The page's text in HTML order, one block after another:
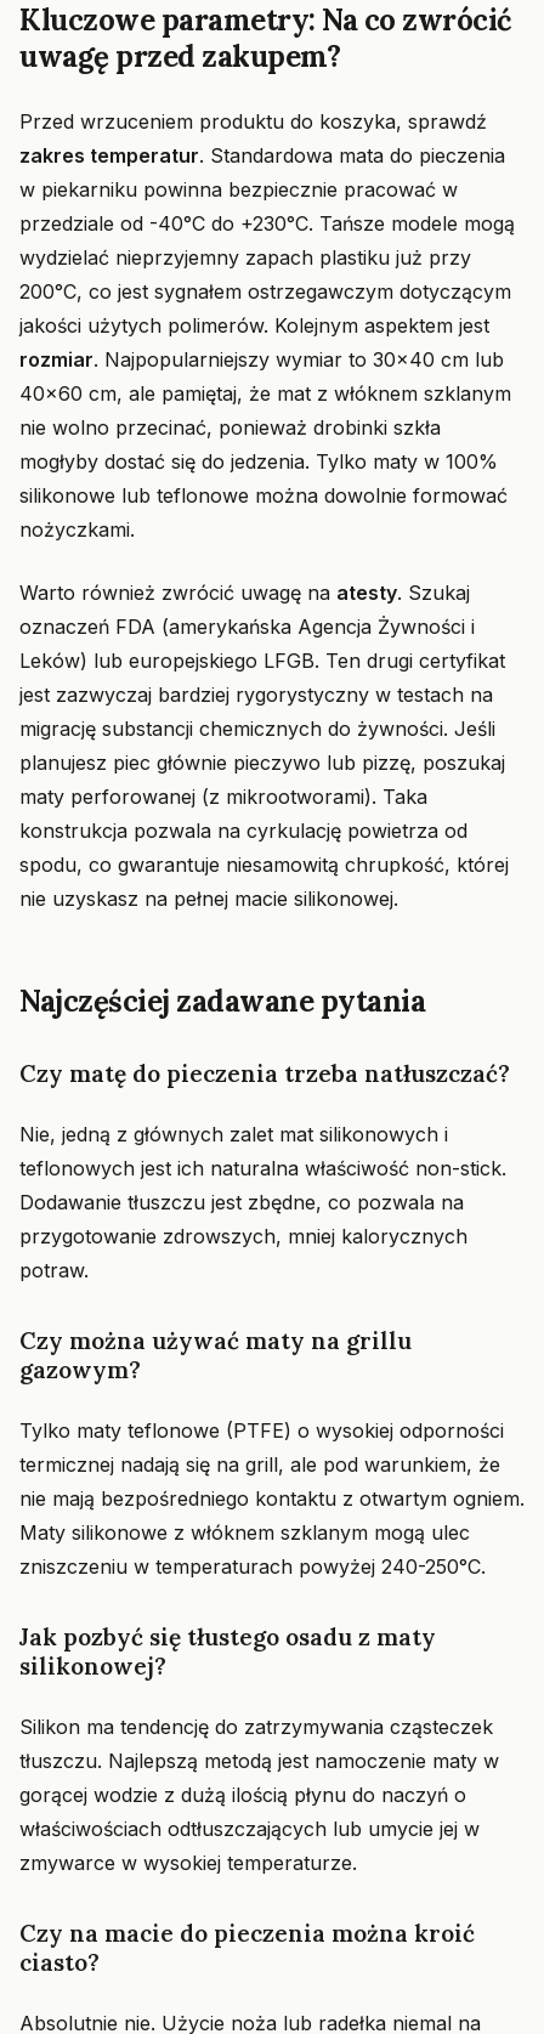
Kluczowe parametry: Na co zwrócić
uwagę przed zakupem?
Przed wrzuceniem produktu do koszyka, sprawdź
zakres temperatur. Standardowa mata do pieczenia
w piekarniku powinna bezpiecznie pracować w
przedziale od -40°C do +230°C. Tańsze modele mogą
wydzielać nieprzyjemny zapach plastiku już przy
200°C, co jest sygnałem ostrzegawczym dotyczącym
jakości użytych polimerów. Kolejnym aspektem jest
rozmiar. Najpopularniejszy wymiar to 30x40 cm lub
40x60 cm, ale pamiętaj, że mat z włóknem szklanym
nie wolno przecinać, ponieważ drobinki szkła
mogłyby dostać się do jedzenia. Tylko maty w 100%
silikonowe lub teflonowe można dowolnie formować
nożyczkami.
Warto również zwrócić uwagę na atesty. Szukaj
oznaczeń FDA (amerykańska Agencja Żywności i
Leków) lub europejskiego LFGB. Ten drugi certyfikat
jest zazwyczaj bardziej rygorystyczny w testach na
migrację substancji chemicznych do żywności. Jeśli
planujesz piec głównie pieczywo lub pizzę, poszukaj
maty perforowanej (z mikrootworami). Taka
konstrukcja pozwala na cyrkulację powietrza od
spodu, co gwarantuje niesamowitą chrupkość, której
nie uzyskasz na pełnej macie silikonowej.
Najczęściej zadawane pytania
Czy matę do pieczenia trzeba natłuszczać?
Nie, jedną z głównych zalet mat silikonowych i
teflonowych jest ich naturalna właściwość non-stick.
Dodawanie tłuszczu jest zbędne, co pozwala na
przygotowanie zdrowszych, mniej kalorycznych
potraw.
Czy można używać maty na grillu
gazowym?
Tylko maty teflonowe (PTFE) o wysokiej odporności
termicznej nadają się na grill, ale pod warunkiem, że
nie mają bezpośredniego kontaktu z otwartym ogniem.
Maty silikonowe z włóknem szklanym mogą ulec
zniszczeniu w temperaturach powyżej 240-250°C.
Jak pozbyć się tłustego osadu z maty
silikonowej?
Silikon ma tendencję do zatrzymywania cząsteczek
tłuszczu. Najlepszą metodą jest namoczenie maty w
gorącej wodzie z dużą ilością płynu do naczyń o
właściwościach odtłuszczających lub umycie jej w
zmywarce w wysokiej temperaturze.
Czy na macie do pieczenia można kroić
ciasto?
Absolutnie nie. Użycie noża lub radełka niemal na